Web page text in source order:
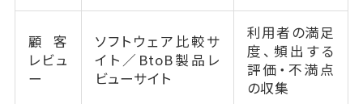
顧客
レビュ
ー
ソフトウェア比較サ
イト／BtoB製品レ
ビューサイト
利用者の満足
度、頻出する
評価・不満点
の収集